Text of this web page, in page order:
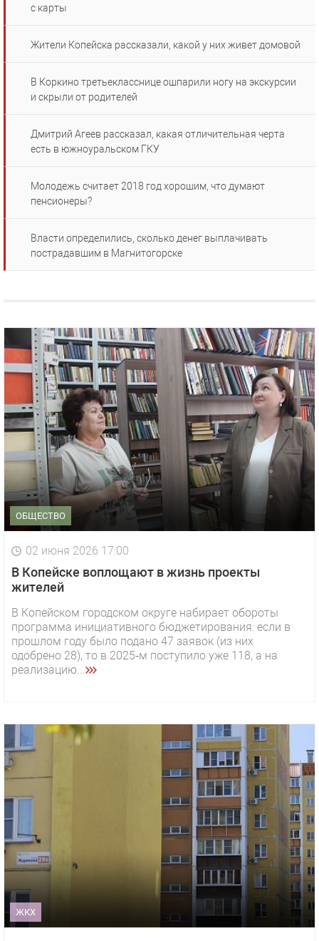
с карты
Жители Копейска рассказали, какой у них живет домовой
В Коркино третьекласснице ошпарили ногу на экскурсии
и скрыли от родителей
Дмитрий Агеев рассказал, какая отличительная черта
есть в южноуральском ГКУ
Молодежь считает 2018 год хорошим, что думают
пенсионеры?
Власти определились, сколько денег выплачивать
пострадавшим в Магнитогорске
ОБЩЕСТВО
02 июня 2026 17:00
В Копейске воплощают в жизнь проекты
жителей
В Копейском городском округе набирает обороты
программа инициативного бюджетирования: если в
прошлом году было подано 47 заявок (из них
одобрено 28), то в 2025‑м поступило уже 118, а на
реализацию...
ЖКХ